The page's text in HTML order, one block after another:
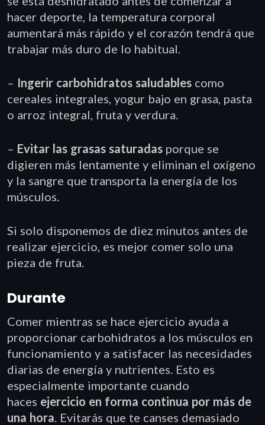
hacer deporte, la temperatura corporal
aumentará más rápido y el corazón tendrá que
trabajar más duro de lo habitual.
– Ingerir carbohidratos saludables como
cereales integrales, yogur bajo en grasa, pasta
o arroz integral, fruta y verdura.
– Evitar las grasas saturadas porque se
digieren más lentamente y eliminan el oxígeno
y la sangre que transporta la energía de los
músculos.
Si solo disponemos de diez minutos antes de
realizar ejercicio, es mejor comer solo una
pieza de fruta.
Durante
Comer mientras se hace ejercicio ayuda a
proporcionar carbohidratos a los músculos en
funcionamiento y a satisfacer las necesidades
diarias de energía y nutrientes. Esto es
especialmente importante cuando
haces ejercicio en forma continua por más de
una hora. Evitarás que te canses demasiado